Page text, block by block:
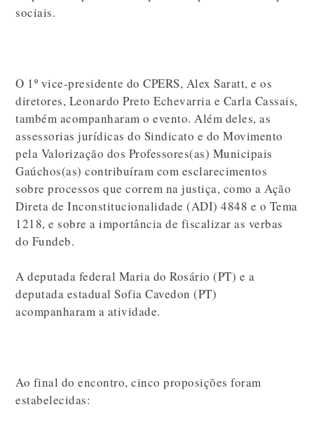
sociais.
O 1º vice-presidente do CPERS, Alex Saratt, e os
diretores, Leonardo Preto Echevarria e Carla Cassais,
também acompanharam o evento. Além deles, as
assessorias jurídicas do Sindicato e do Movimento
pela Valorização dos Professores(as) Municipais
Gaúchos(as) contribuíram com esclarecimentos
sobre processos que correm na justiça, como a Ação
Direta de Inconstitucionalidade (ADI) 4848 e o Tema
1218, e sobre a importância de fiscalizar as verbas
do Fundeb.
A deputada federal Maria do Rosário (PT) e a
deputada estadual Sofia Cavedon (PT)
acompanharam a atividade.
Ao final do encontro, cinco proposições foram
estabelecidas: